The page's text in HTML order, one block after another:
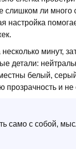
слишком ли много
настройка
минут,
детали:
белый,
и
само с собой,